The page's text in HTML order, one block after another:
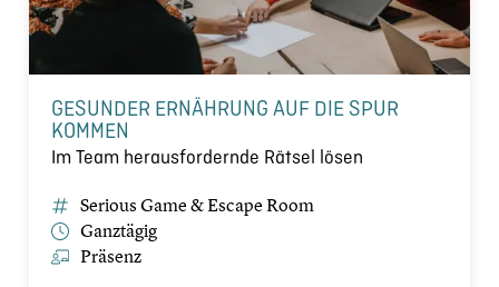
GESUNDER ERNÄHRUNG AUF DIE SPUR
KOMMEN
Im Team herausfordernde Rätsel lösen
Serious Game & Escape Room
Ganztägig
Präsenz